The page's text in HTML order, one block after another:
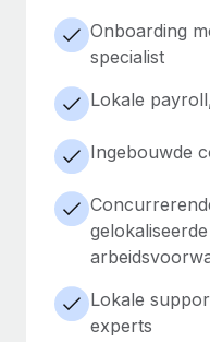
Onboarding
specialist
Lokale
Ingebouwde
Lokale
experts